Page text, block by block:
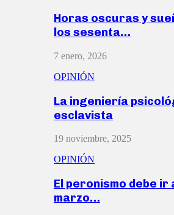
Horas oscuras y
los sesenta…
7 enero, 2026
OPINIÓN
La ingeniería
esclavista
19 noviembre, 2025
OPINIÓN
El peronismo debe ir
marzo…